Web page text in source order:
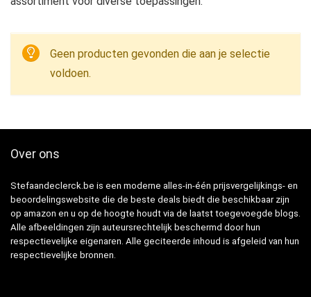
Geen producten gevonden die aan je selectie
voldoen.
Over ons
Stefaandeclerck.be is een moderne alles-in-één prijsvergelijkings- en
beoordelingswebsite die de beste deals biedt die beschikbaar zijn
op amazon en u op de hoogte houdt via de laatst toegevoegde blogs.
Alle afbeeldingen zijn auteursrechtelijk beschermd door hun
respectievelijke eigenaren. Alle geciteerde inhoud is afgeleid van hun
respectievelijke bronnen.